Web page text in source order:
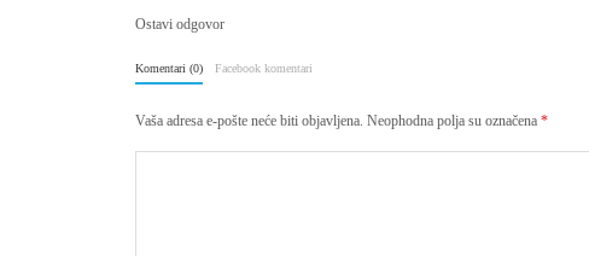
Ostavi odgovor
Komentari (0) Facebook komentari
Vaša adresa e-pošte neće biti objavljena. Neophodna polja su označena *